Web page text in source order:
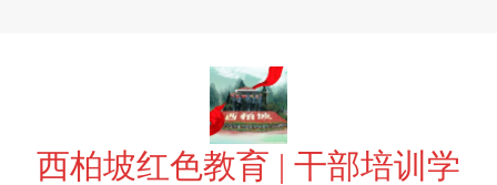
西柏坡红色教育 | 干部培训学